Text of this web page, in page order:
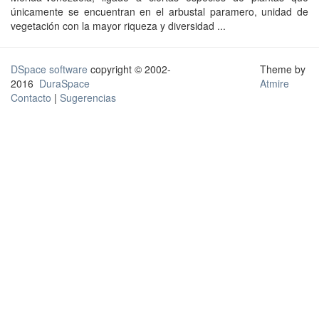
únicamente se encuentran en el arbustal paramero, unidad de
vegetación con la mayor riqueza y diversidad ...
DSpace software copyright © 2002-
2016 DuraSpace
Contacto | Sugerencias
Theme by
Atmire